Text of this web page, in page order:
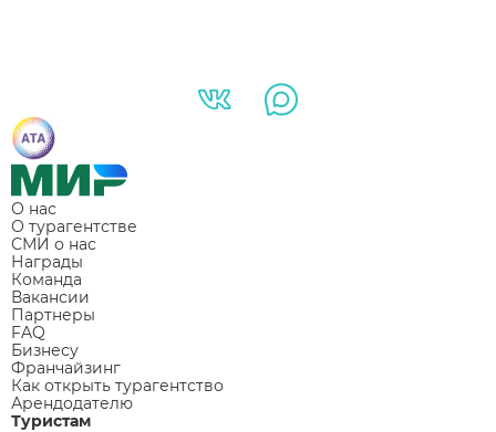
О нас
О турагентстве
СМИ о нас
Награды
Команда
Вакансии
Партнеры
FAQ
Бизнесу
Франчайзинг
Как открыть турагентство
Арендодателю
Туристам